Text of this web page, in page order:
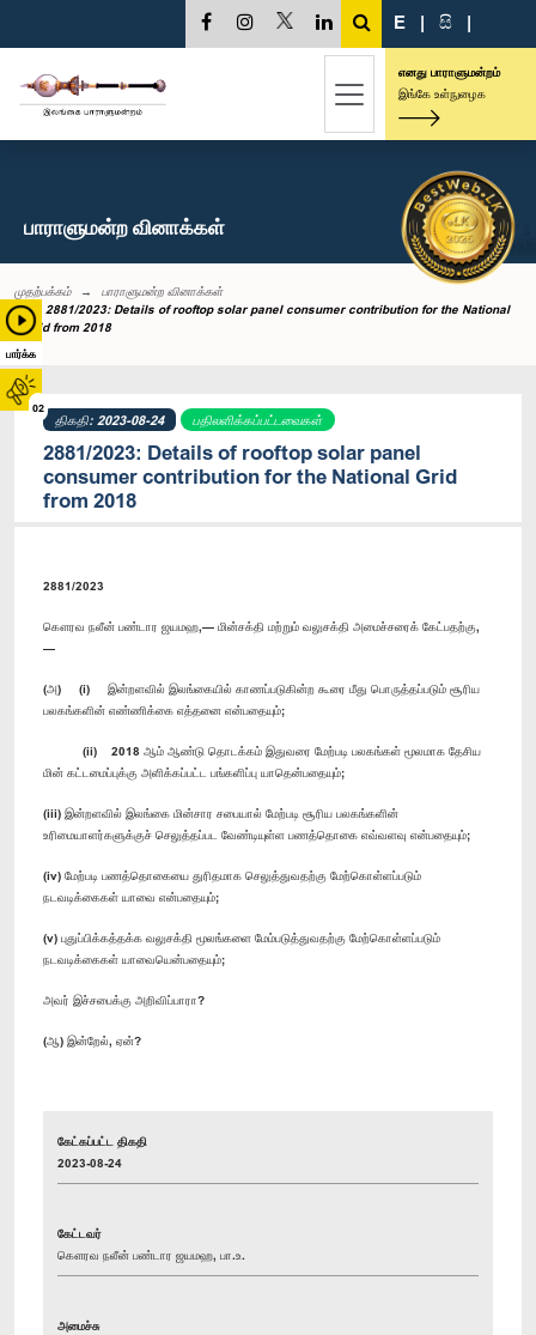
பார்க்க
02
E | සි |
எனது பாராளுமன்றம்
இங்கே உள்நுழைக
பாராளுமன்ற வினாக்கள்
முதற்பக்கம்
பாராளுமன்ற வினாக்கள்
2881/2023: Details of rooftop solar panel consumer contribution for the National
Grid from 2018
திகதி: 2023-08-24 பதிலளிக்கப்பட்டவைகள்
2881/2023: Details of rooftop solar panel
consumer contribution for the National Grid
from 2018
2881/2023
கௌரவ நலீன் பண்டார ஜயமஹ,— மின்சக்தி மற்றும் வலுசக்தி அமைச்சரைக் கேட்பதற்கு,
—
(அ) (i) இன்றளவில் இலங்கையில் காணப்படுகின்ற கூரை மீது பொருத்தப்படும் சூரிய
பலகங்களின் எண்ணிக்கை எத்தனை என்பதையும்;
(ii) 2018 ஆம் ஆண்டு தொடக்கம் இதுவரை மேற்படி பலகங்கள் மூலமாக தேசிய
மின் கட்டமைப்புக்கு அளிக்கப்பட்ட பங்களிப்பு யாதென்பதையும்;
(iii) இன்றளவில் இலங்கை மின்சார சபையால் மேற்படி சூரிய பலகங்களின்
உரிமையாளர்களுக்குச் செலுத்தப்பட வேண்டியுள்ள பணத்தொகை எவ்வளவு என்பதையும்;
(iv) மேற்படி பணத்தொகையை துரிதமாக செலுத்துவதற்கு மேற்கொள்ளப்படும்
நடவடிக்கைகள் யாவை என்பதையும்;
(v) புதுப்பிக்கத்தக்க வலுசக்தி மூலங்களை மேம்படுத்துவதற்கு மேற்கொள்ளப்படும்
நடவடிக்கைகள் யாவையென்பதையும்;
அவர் இச்சபைக்கு அறிவிப்பாரா?
(ஆ) இன்றேல், ஏன்?
கேட்கப்பட்ட திகதி
2023-08-24
கேட்டவர்
கௌரவ நலீன் பண்டார ஜயமஹ, பா.உ.
அமைச்சு